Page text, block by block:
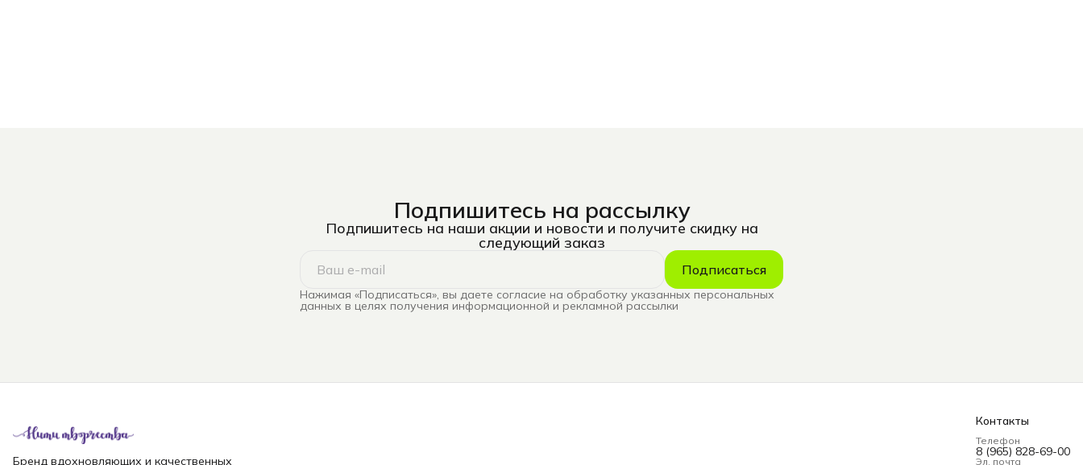
Подпишитесь на рассылку
Подпишитесь на наши акции и новости и получите скидку на
следующий заказ
Подписаться
Нажимая «Подписаться», вы даете согласие на обработку указанных персональных
данных в целях получения информационной и рекламной рассылки
Бренд вдохновляющих и качественных
Контакты
Телефон
8 (965) 828-69-00
Эл. почта